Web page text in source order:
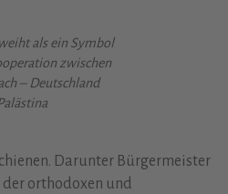
als ein Symbol
zwischen
– Deutschland
Darunter Bürgermeister
orthodoxen und